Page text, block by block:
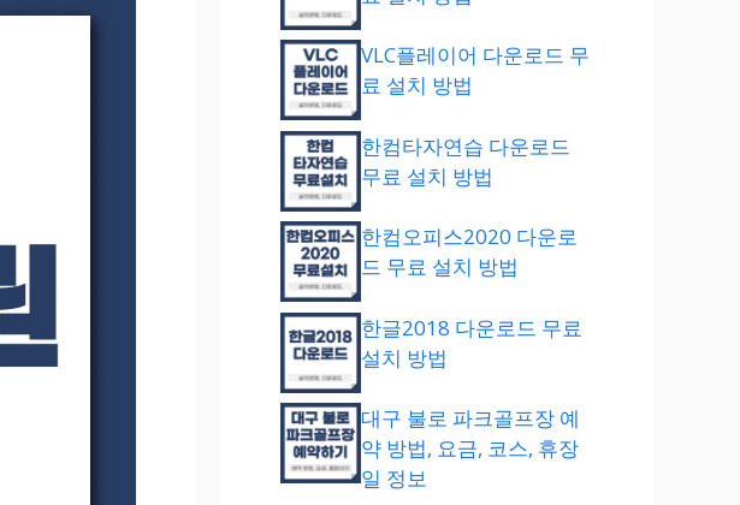
VLC플레이어 다운로드 무
료 설치 방법
한컴타자연습 다운로드
무료 설치 방법
한컴오피스2020 다운로
드 무료 설치 방법
한글2018 다운로드 무료
설치 방법
대구 불로 파크골프장 예
약 방법, 요금, 코스, 휴장
일 정보